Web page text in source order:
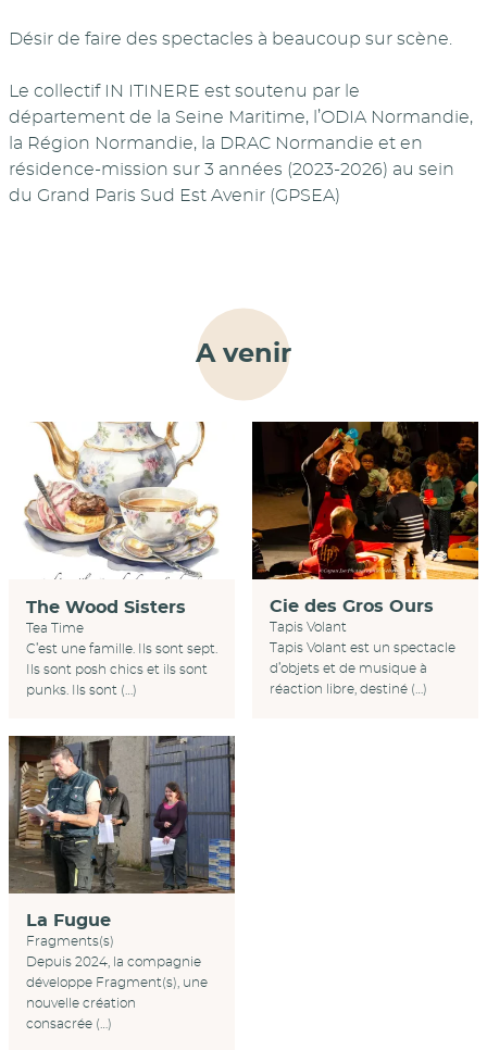
Désir de faire des spectacles à beaucoup sur scène.
Le collectif IN ITINERE est soutenu par le
département de la Seine Maritime, l’ODIA Normandie,
la Région Normandie, la DRAC Normandie et en
résidence-mission sur 3 années (2023-2026) au sein
du Grand Paris Sud Est Avenir (GPSEA)
A venir
The Wood Sisters
Tea Time
C’est une famille. Ils sont sept.
Ils sont posh chics et ils sont
punks. Ils sont (…)
Cie des Gros Ours
Tapis Volant
Tapis Volant est un spectacle
d’objets et de musique à
réaction libre, destiné (…)
La Fugue
Fragments(s)
Depuis 2024, la compagnie
développe Fragment(s), une
nouvelle création
consacrée (…)